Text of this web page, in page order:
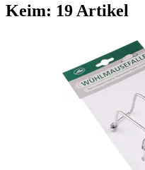
Keim: 19 Artikel